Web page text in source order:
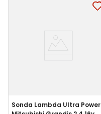
Sonda Lambda Ultra Power